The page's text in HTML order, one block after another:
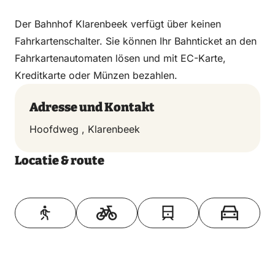
Der Bahnhof Klarenbeek verfügt über keinen
Fahrkartenschalter. Sie können Ihr Bahnticket an den
Fahrkartenautomaten lösen und mit EC-Karte,
Kreditkarte oder Münzen bezahlen.
Adresse und Kontakt
Hoofdweg , Klarenbeek
Locatie & route
Toon op kaart